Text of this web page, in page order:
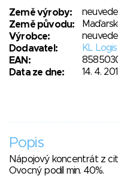
Země výroby:
Země původu:
Výrobce:
Dodavatel:
KL
EAN:
Data ze dne:
14. 4.
Popis
Nápojový koncentrát z
Ovocný podíl min. 40%.